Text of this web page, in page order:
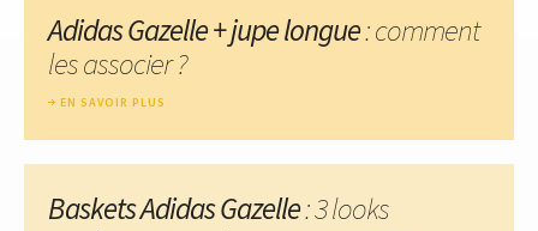
Adidas Gazelle + jupe longue: comment
les associer ?
EN SAVOIR PLUS
Baskets Adidas Gazelle: 3 looks